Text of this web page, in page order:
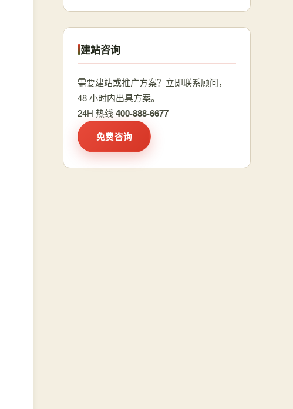
建站咨询
需要建站或推广方案？立即联系顾问，
48 小时内出具方案。
24H 热线 400-888-6677
免费咨询